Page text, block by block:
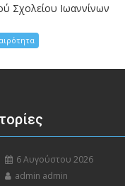
Σχολείου Ιωαννίνων
6 Αυγούστου 2026
admin admin